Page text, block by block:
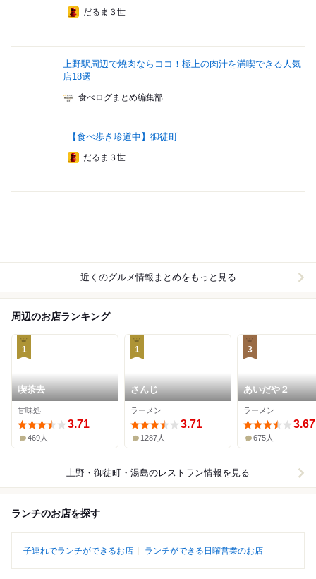
だるま３世
上野駅周辺で焼肉ならココ！極上の肉汁を満喫できる人気
店18選
食べログまとめ編集部
【食べ歩き珍道中】御徒町
だるま３世
近くのグルメ情報まとめをもっと見る
周辺のお店ランキング
1
喫茶去
甘味処
3.71
469人
1
さんじ
ラーメン
3.71
1287人
3
あいだや２
ラーメン
3.67
675人
上野・御徒町・湯島のレストラン情報を見る
ランチのお店を探す
子連れでランチができるお店 ランチができる日曜営業のお店